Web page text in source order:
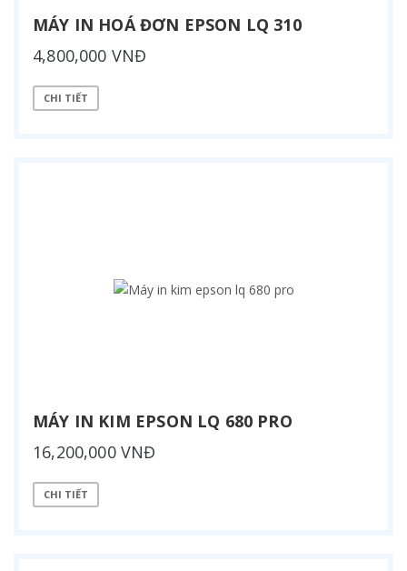
MÁY IN HOÁ ĐƠN EPSON LQ 310
4,800,000 VNĐ
CHI TIẾT
MÁY IN KIM EPSON LQ 680 PRO
16,200,000 VNĐ
CHI TIẾT